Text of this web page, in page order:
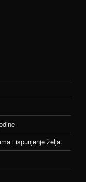
i ispunjenje želja.